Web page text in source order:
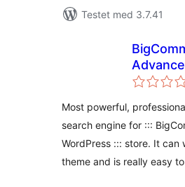
Testet med 3.7.41
Most powerful,
search engine for :::
WordPress ::: store. It can
theme and is really easy